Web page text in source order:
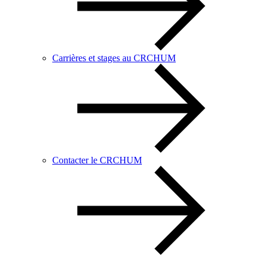
Carrières et stages au CRCHUM
Contacter le CRCHUM